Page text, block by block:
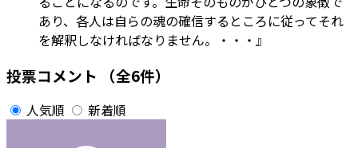
あり、各人は自らの魂の確信するところに従ってそれ
を解釈しなければなりません。・・・』
投票コメント （全6件）
人気順 新着順